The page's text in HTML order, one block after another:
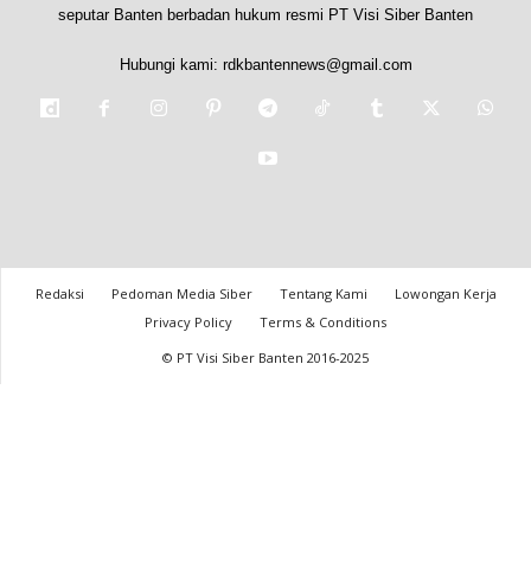
seputar Banten berbadan hukum resmi PT Visi Siber Banten
Hubungi kami: rdkbantennews@gmail.com
Redaksi Pedoman Media Siber Tentang Kami
Lowongan Kerja
Privacy Policy
Terms & Conditions
© PT Visi Siber Banten 2016-2025